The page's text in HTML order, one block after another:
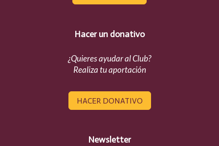
Hacer un donativo
¿Quieres ayudar al Club?
Realiza tu aportación
HACER DONATIVO
Newsletter